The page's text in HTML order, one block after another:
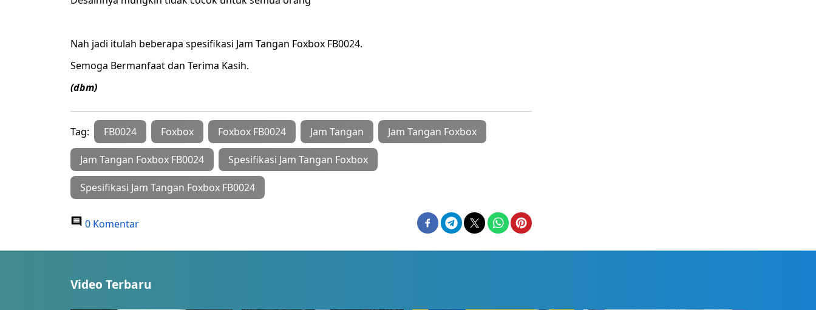
Nah jadi itulah beberapa spesifikasi Jam Tangan Foxbox FB0024.
Semoga Bermanfaat dan Terima Kasih.
(dbm)
Tag: FB0024 Foxbox Foxbox FB0024 Jam Tangan Jam Tangan Foxbox
Jam Tangan Foxbox FB0024 Spesifikasi Jam Tangan Foxbox
Spesifikasi Jam Tangan Foxbox FB0024
0 Komentar
Video Terbaru